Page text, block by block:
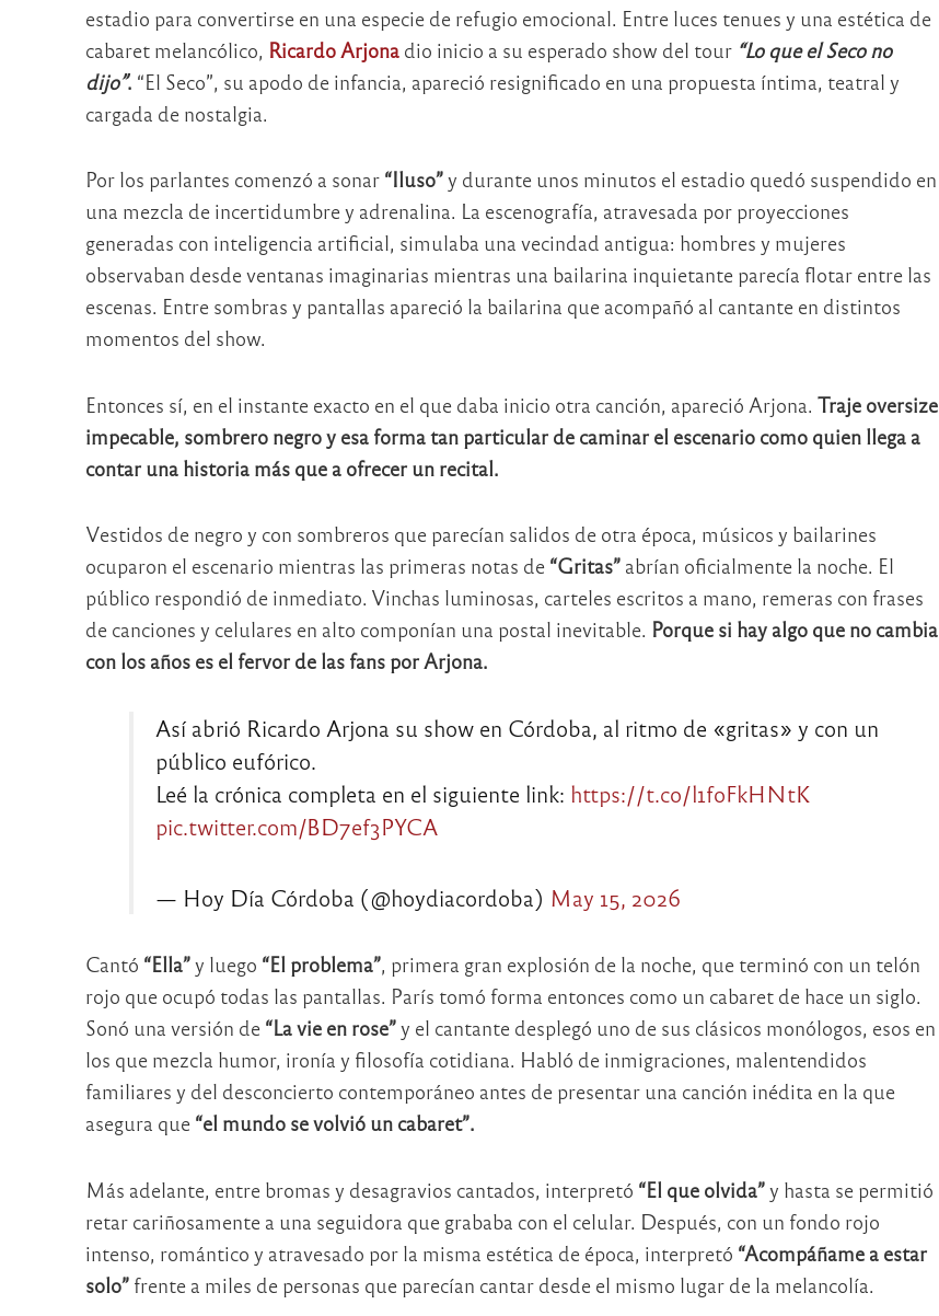
estadio para convertirse en una especie de refugio emocional. Entre luces tenues y una estética de
cabaret melancólico, Ricardo Arjona dio inicio a su esperado show del tour “Lo que el Seco no
dijo”. “El Seco”, su apodo de infancia, apareció resignificado en una propuesta íntima, teatral y
cargada de nostalgia.
Por los parlantes comenzó a sonar “Iluso”y durante unos minutos el estadio quedó suspendido en
una mezcla de incertidumbre y adrenalina. La escenografía, atravesada por proyecciones
generadas con inteligencia artificial, simulaba una vecindad antigua: hombres y mujeres
observaban desde ventanas imaginarias mientras una bailarina inquietante parecía flotar entre las
escenas. Entre sombras y pantallas apareció la bailarina que acompañó al cantante en distintos
momentos del show.
Entonces sí, en el instante exacto en el que daba inicio otra canción, apareció Arjona. Traje oversize
impecable, sombrero negro y esa forma tan particular de caminar el escenario como quien llega a
contar una historia más que a ofrecer un recital.
Vestidos de negro y con sombreros que parecían salidos de otra época, músicos y bailarines
ocuparon el escenario mientras las primeras notas de “Gritas”abrían oficialmente la noche. El
público respondió de inmediato. Vinchas luminosas, carteles escritos a mano, remeras con frases
de canciones y celulares en alto componían una postal inevitable. Porque si hay algo que no cambia
con los años es el fervor de las fans por Arjona.
Así abrió Ricardo Arjona su show en Córdoba, al ritmo de «gritas» y con un
público eufórico.
Leé la crónica completa en el siguiente link: https://t.co/l1foFkHNtK
pic.twitter.com/BD7ef3PYCA
— Hoy Día Córdoba (@hoydiacordoba) May 15, 2026
Cantó “Ella”y luego “El problema”, primera gran explosión de la noche, que terminó con un telón
rojo que ocupó todas las pantallas. París tomó forma entonces como un cabaret de hace un siglo.
Sonó una versión de “La vie en rose”y el cantante desplegó uno de sus clásicos monólogos, esos en
los que mezcla humor, ironía y filosofía cotidiana. Habló de inmigraciones, malentendidos
familiares y del desconcierto contemporáneo antes de presentar una canción inédita en la que
asegura que “el mundo se volvió un cabaret”.
Más adelante, entre bromas y desagravios cantados, interpretó “El que olvida”y hasta se permitió
retar cariñosamente a una seguidora que grababa con el celular. Después, con un fondo rojo
intenso, romántico y atravesado por la misma estética de época, interpretó “Acompáñame a estar
solo”frente a miles de personas que parecían cantar desde el mismo lugar de la melancolía.